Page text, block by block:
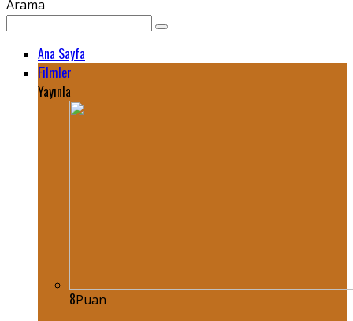
Arama
Ana Sayfa
Filmler
Yayınla
8Puan